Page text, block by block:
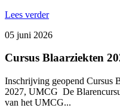
Lees verder
05 juni 2026
Cursus Blaarziekten
Inschrijving geopend Cursus
2027, UMCG De
van het UMCG...